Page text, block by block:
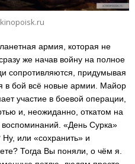
армия, которая не
же начав войну на полное
сопротивляются, придумывая
в бой всё новые армии. Майор
участие в боевой операции,
и, неожиданно, откатом на
«День Сурка»
или «сохранить» и
Тогда Вы поняли, о чём я.